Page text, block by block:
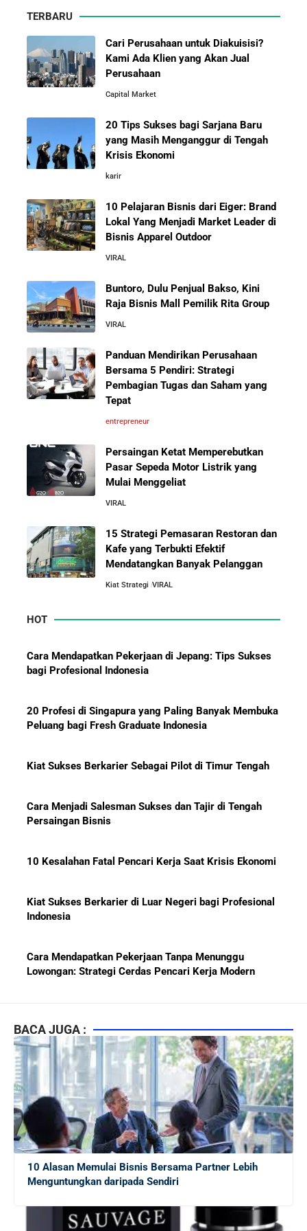
Energi Indonesia yang Mendirikan Medco Group
5 Tahun Pertama WhatsApp: Kisah Perintisan,
Perjuangan, dan Keputusan Krusial yang Menentukan
Belajar dari Kopi Kenangan: Cara Membangun Resto
Kafe yang Cepat Tumbuh dan Menguntungkan
Cara Mendirikan Kafe Sukses Seperti Kopi Kenangan,
Fore Coffee, dan Tuku: Panduan Lengkap untuk Pemula
Rahasia Sukses Starbucks: Strategi Branding dan
5 Cara Aman Pindah Kuadran dari Karyawan ke
Entrepreneur Tanpa Bikin Keluarga Kaget & Keuangan
Kacau
10 Kiat Aman Memulai Bisnis dari Nol: Panduan
Lengkap untuk Pemula
Sebelum Memulai Usaha Sendiri Adalah Langkah
Cerdas
Orang Lain Sebelum Bikin Bisnis Sendiri
Jurus-Jurus Bisnis UMKM Agar Bertahan Saat Krisis
Ekonomi dan Penjualan Turun
Mengapa Orang Kaya Justru Menambah Aset Saat
TERBARU
Cari Perusahaan untuk Diakuisisi?
Kami Ada Klien yang Akan Jual
Perusahaan
Capital Market
20 Tips Sukses bagi Sarjana Baru
yang Masih Menganggur di Tengah
Krisis Ekonomi
karir
10 Pelajaran Bisnis dari Eiger: Brand
Lokal Yang Menjadi Market Leader di
Bisnis Apparel Outdoor
VIRAL
Buntoro, Dulu Penjual Bakso, Kini
Raja Bisnis Mall Pemilik Rita Group
VIRAL
Panduan Mendirikan Perusahaan
Bersama 5 Pendiri: Strategi
Pembagian Tugas dan Saham yang
Tepat
entrepreneur
Persaingan Ketat Memperebutkan
Pasar Sepeda Motor Listrik yang
Mulai Menggeliat
VIRAL
15 Strategi Pemasaran Restoran dan
Kafe yang Terbukti Efektif
Mendatangkan Banyak Pelanggan
Kiat Strategi VIRAL
HOT
Cara Mendapatkan Pekerjaan di Jepang: Tips Sukses
bagi Profesional Indonesia
20 Profesi di Singapura yang Paling Banyak Membuka
Peluang bagi Fresh Graduate Indonesia
Kiat Sukses Berkarier Sebagai Pilot di Timur Tengah
Cara Menjadi Salesman Sukses dan Tajir di Tengah
Persaingan Bisnis
10 Kesalahan Fatal Pencari Kerja Saat Krisis Ekonomi
Kiat Sukses Berkarier di Luar Negeri bagi Profesional
Indonesia
Cara Mendapatkan Pekerjaan Tanpa Menunggu
Lowongan: Strategi Cerdas Pencari Kerja Modern
bagi Fresh Graduate
10 Lembaga Sertifikasi IT Paling Terkenal di Dunia dan
Paling Diakui di Indonesia
Menjaga Hubungan Baik dengan Atasan: Kunci Sukses
Karier untuk Pemula
Karier di Perusahaan Multinasional vs Nasional:
Panduan Lengkap Bagi Pemula di Dunia Kerja
BACA JUGA :
10 Alasan Memulai Bisnis Bersama Partner Lebih
Menguntungkan daripada Sendiri